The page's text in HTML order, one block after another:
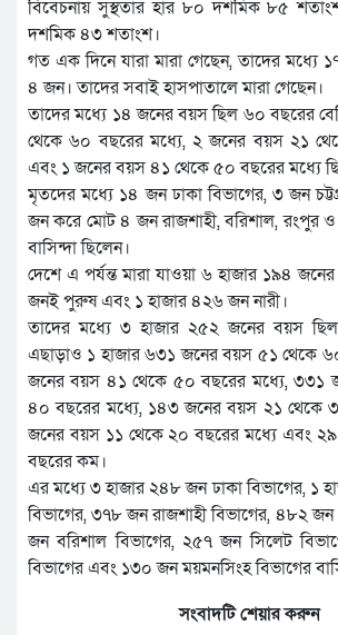
বিবেচনায় সুস্থতার হার ৮০ দশমিক ৮৫
দশমিক ৪৩ শতাংশ।
গত এক দিনে যারা মারা গেছেন, তাদের
৪ জন। তাদের সবাই হাসপাতালে মারা গেছেন।
তাদের মধ্যে ১৪ জনের বয়স ছিল ৬০ বছরের
থেকে ৬০ বছরের মধ্যে, ২ জনের বয়স ২১
এবং ১ জনের বয়স ৪১ থেকে ৫০ বছরের মধ্যে
মৃতদের মধ্যে ১৪ জন ঢাকা বিভাগের, ৩ জন
জন করে মোট ৪ জন রাজশাহী, বরিশাল, রংপুর ও
বাসিন্দা ছিলেন।
দেশে এ পর্যন্ত মারা যাওয়া ৬ হাজার ১৯৪
জনই পুরুষ এবং ১ হাজার ৪২৬ জন নারী।
তাদের মধ্যে ৩ হাজার ২৫২ জনের বয়স
এছাড়াও ১ হাজার ৬৩১ জনের বয়স ৫১ থেকে
জনের বয়স ৪১ থেকে ৫০ বছরের মধ্যে, ৩৩১
৪০ বছরের মধ্যে, ১৪৩ জনের বয়স ২১ থেকে
জনের বয়স ১১ থেকে ২০ বছরের মধ্যে এবং
বছরের কম।
এর মধ্যে ৩ হাজার ২৪৮ জন ঢাকা বিভাগের, ১
বিভাগের, ৩৭৮ জন রাজশাহী বিভাগের, ৪৮২
জন বরিশাল বিভাগের, ২৫৭ জন সিলেট
বিভাগের এবং ১৩০ জন ময়মনসিংহ বিভাগের
সংবাদটি শেয়ার করুন